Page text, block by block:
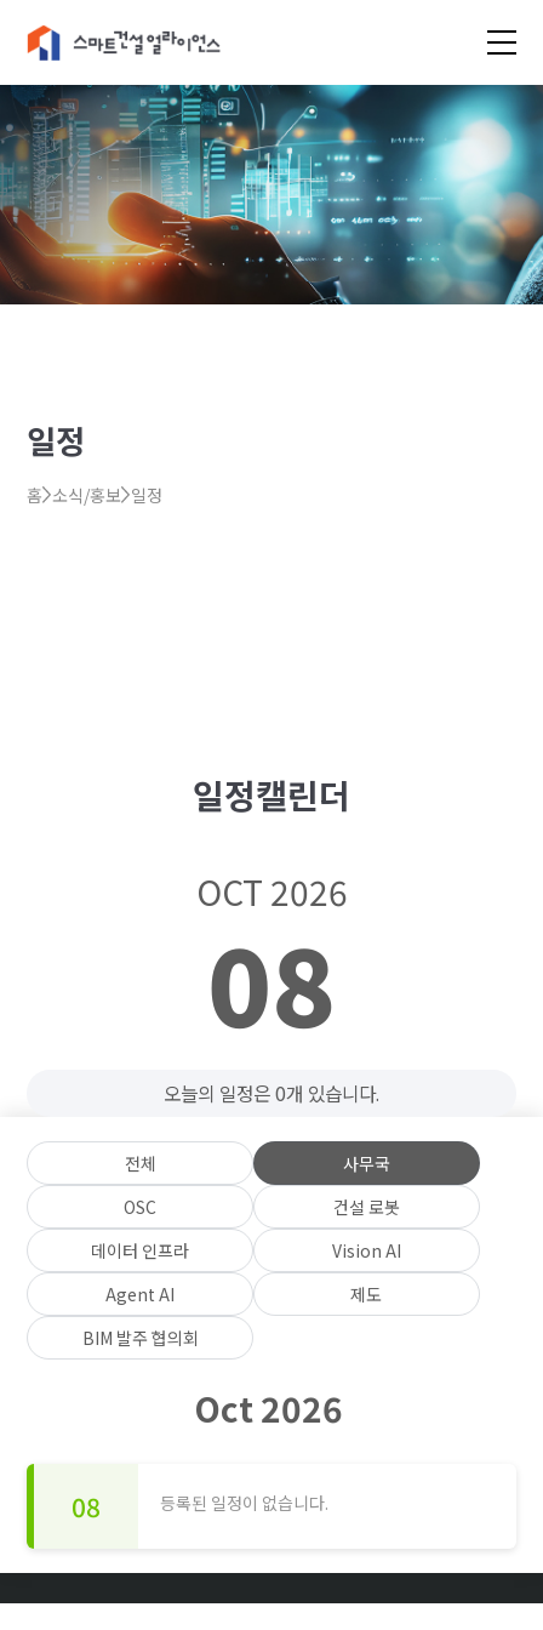
일정
홈 소식/홍보 일정
일정캘린더
OCT 2026
08
오늘의 일정은 0개 있습니다.
전체
사무국
OSC
건설 로봇
데이터 인프라
Vision AI
Agent AI
제도
BIM 발주 협의회
Oct 2026
08 등록된 일정이 없습니다.